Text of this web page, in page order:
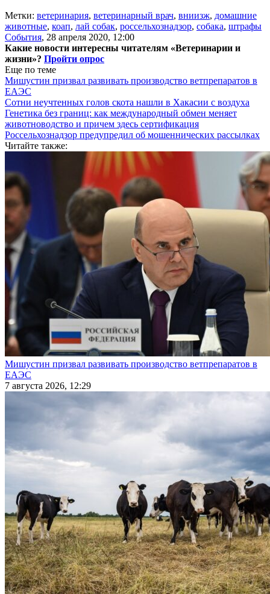
Метки: ветеринария, ветеринарный врач, вниизж, домашние
животные, коап, лай собак, россельхознадзор, собака, штрафы
События, 28 апреля 2020, 12:00
Какие новости интересны читателям «Ветеринарии и
жизни»? Пройти опрос
Еще по теме
Мишустин призвал развивать производство ветпрепаратов в
ЕАЭС
Сотни неучтенных голов скота нашли в Хакасии с воздуха
Генетика без границ: как международный обмен меняет
животноводство и причем здесь сертификация
Россельхознадзор предупредил об мошеннических рассылках
Читайте также:
Мишустин призвал развивать производство ветпрепаратов в
ЕАЭС
7 августа 2026, 12:29